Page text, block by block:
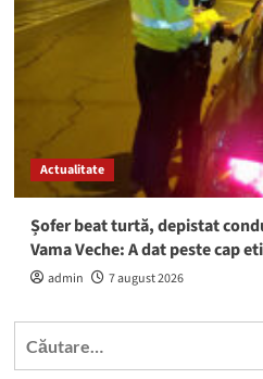
Actualitate
Șofer beat turtă, depistat
Vama Veche: A dat peste cap
admin 7 august 2026
Caută